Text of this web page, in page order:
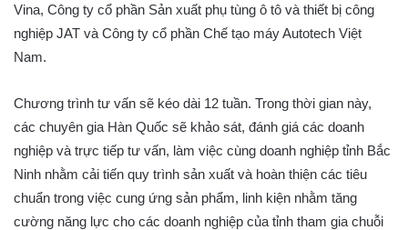
Vina, Công ty cổ phần Sản xuất phụ tùng ô tô và thiết bị công
nghiệp JAT và Công ty cổ phần Chế tạo máy Autotech Việt
Nam.
Chương trình tư vấn sẽ kéo dài 12 tuần. Trong thời gian này,
các chuyên gia Hàn Quốc sẽ khảo sát, đánh giá các doanh
nghiệp và trực tiếp tư vấn, làm việc cùng doanh nghiệp tỉnh Bắc
Ninh nhằm cải tiến quy trình sản xuất và hoàn thiện các tiêu
chuẩn trong việc cung ứng sản phẩm, linh kiện nhằm tăng
cường năng lực cho các doanh nghiệp của tỉnh tham gia chuỗi